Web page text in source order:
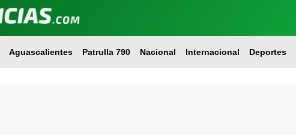
Aguascalientes Patrulla 790 Nacional Internacional Deportes